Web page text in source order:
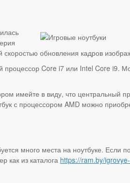
скоростью обновления кадров
Core i7 или Intel Core i9.
имейте в виду, что центральный
с процессором AMD можно
много места на ноутбуке. Если
как из каталога https://ram.by/